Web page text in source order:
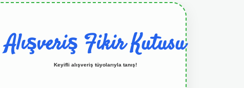
Alışveriş Fikir Kutusu
Keyifli alışveriş tüyolarıyla tanış!